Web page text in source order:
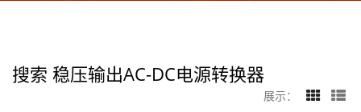
搜索 稳压输出AC-DC电源转换器
展示：